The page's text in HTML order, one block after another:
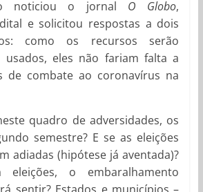
noticiou o jornal O Globo,
e solicitou respostas a dois
como os recursos serão
usados, eles não fariam falta a
de combate ao coronavírus na
quadro de adversidades, os
semestre? E se as eleições
adiadas (hipótese já aventada)?
o embaralhamento